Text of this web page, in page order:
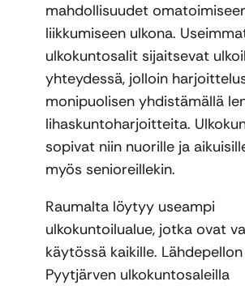
mahdollisuudet
liikkumiseen ulkona.
ulkokuntosalit sijaitsevat
yhteydessä, jolloin
monipuolisen yhdistämällä
lihaskuntoharjoitteita.
sopivat niin nuorille ja
myös senioreillekin.
Raumalta löytyy useampi
ulkokuntoilualue, jotka ovat
käytössä kaikille.
Pyytjärven ulkokuntosaleilla